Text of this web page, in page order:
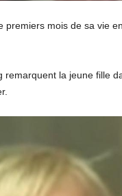
premiers mois de sa vie
remarquent la jeune fille